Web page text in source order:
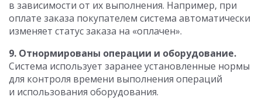
в зависимости от их выполнения. Например, при
оплате заказа покупателем система автоматически
изменяет статус заказа на «оплачен».
9. Отнормированы операции и оборудование.
Система использует заранее установленные нормы
для контроля времени выполнения операций
и использования оборудования.